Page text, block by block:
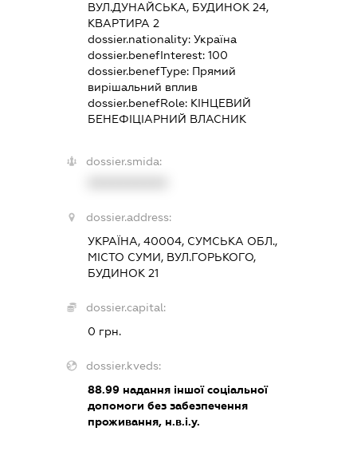
ВУЛ.ДУНАЙСЬКА, БУДИНОК 24,
КВАРТИРА 2
dossier.nationality: Україна
dossier.benefInterest: 100
dossier.benefType: Прямий
вирішальний вплив
dossier.benefRole: КІНЦЕВИЙ
БЕНЕФІЦІАРНИЙ ВЛАСНИК
dossier.smida:
dossier.address:
УКРАЇНА, 40004, СУМСЬКА ОБЛ.,
МІСТО СУМИ, ВУЛ.ГОРЬКОГО,
БУДИНОК 21
dossier.capital:
0 грн.
dossier.kveds:
88.99надання іншої соціальної
допомоги без забезпечення
проживання, н.в.і.у.